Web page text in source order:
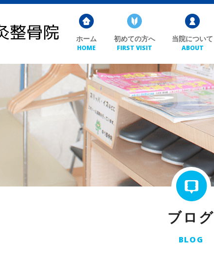
ホーム
HOME
初めての方へ
FIRST VISIT
当院について
ABOUT
ブログ
BLOG